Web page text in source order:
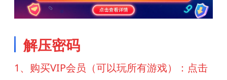
解压密码
1、购买VIP会员（可以玩所有游戏）：点击